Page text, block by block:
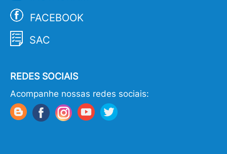
FACEBOOK
SAC
REDES SOCIAIS
Acompanhe nossas redes sociais: